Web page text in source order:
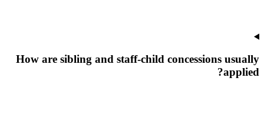
How are sibling and staff-child concessions usually
applied?